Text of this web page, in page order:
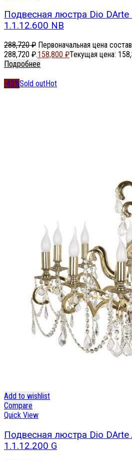
Подвесная люстра Dio DArte
1.1.12.600 NB
288,720₽ Первоначальная цена
288,720 ₽.158,800 ₽Текущая цена:
Подробнее
-45%Sold outHot
Add to wishlist
Compare
Quick View
Подвесная люстра Dio DArte
1.1.12.200 G